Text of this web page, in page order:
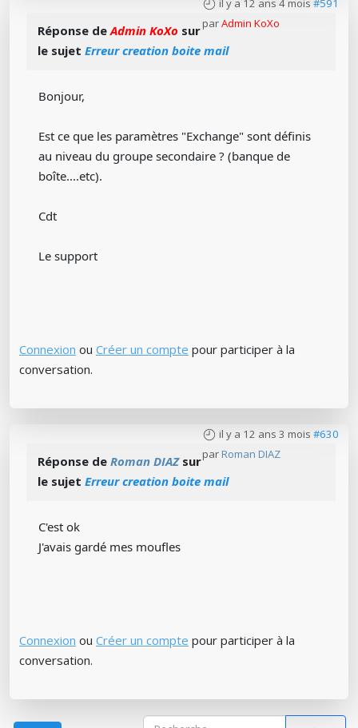
il y a 12 ans 4 mois #591
parAdmin KoXo
Réponse deAdmin KoXo sur
le sujet Erreur creation boite mail
Bonjour,
Est ce que les paramètres "Exchange" sont définis
au niveau du groupe secondaire ? (banque de
boîte....etc).
Cdt
Le support
Connexion ou Créer un compte pour participer à la
conversation.
il y a 12 ans 3 mois #630
par Roman DIAZ
Réponse de Roman DIAZsur
le sujet Erreur creation boite mail
C'est ok
J'avais gardé mes moufles
Connexion ou Créer un compte pour participer à la
conversation.